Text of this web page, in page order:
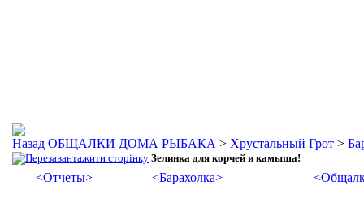
ОБЩАЛКИ ДОМА РЫБАКА > Хрустальный Грот >
Зелинка для корчей и камыша!
<Отчеты> <Барахолка>